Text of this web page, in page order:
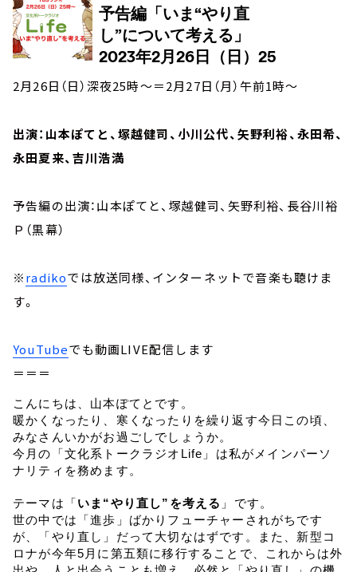
2月26日（日）深夜25時～＝2月27日（月）午前1時～
出演：山本ぽてと、塚越健司、小川公代、矢野利裕、永田希、
永田夏来、吉川浩満
予告編の出演：山本ぽてと、塚越健司、矢野利裕、長谷川裕
Ｐ（黒幕）
※radikoでは放送同様、インターネットで音楽も聴けま
す。
YouTubeでも動画LIVE配信します
＝＝＝
こんにちは、山本ぽてとです。
暖かくなったり、寒くなったりを繰り返す今日この頃、
みなさんいかがお過ごしでしょうか。
今月の「文化系トークラジオLife」は私がメインパーソ
ナリティを務めます。
テーマは「 いま“やり直し”を考える 」です。
世の中では「進歩」ばかりフューチャーされがちです
が、「やり直し」だって大切なはずです。また、新型コ
ロナが今年5月に第五類に移行することで、これからは外